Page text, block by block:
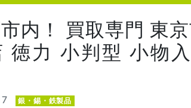
内！ 買取専門 東
徳力 小判型 小物
銀・錫・鉄製品